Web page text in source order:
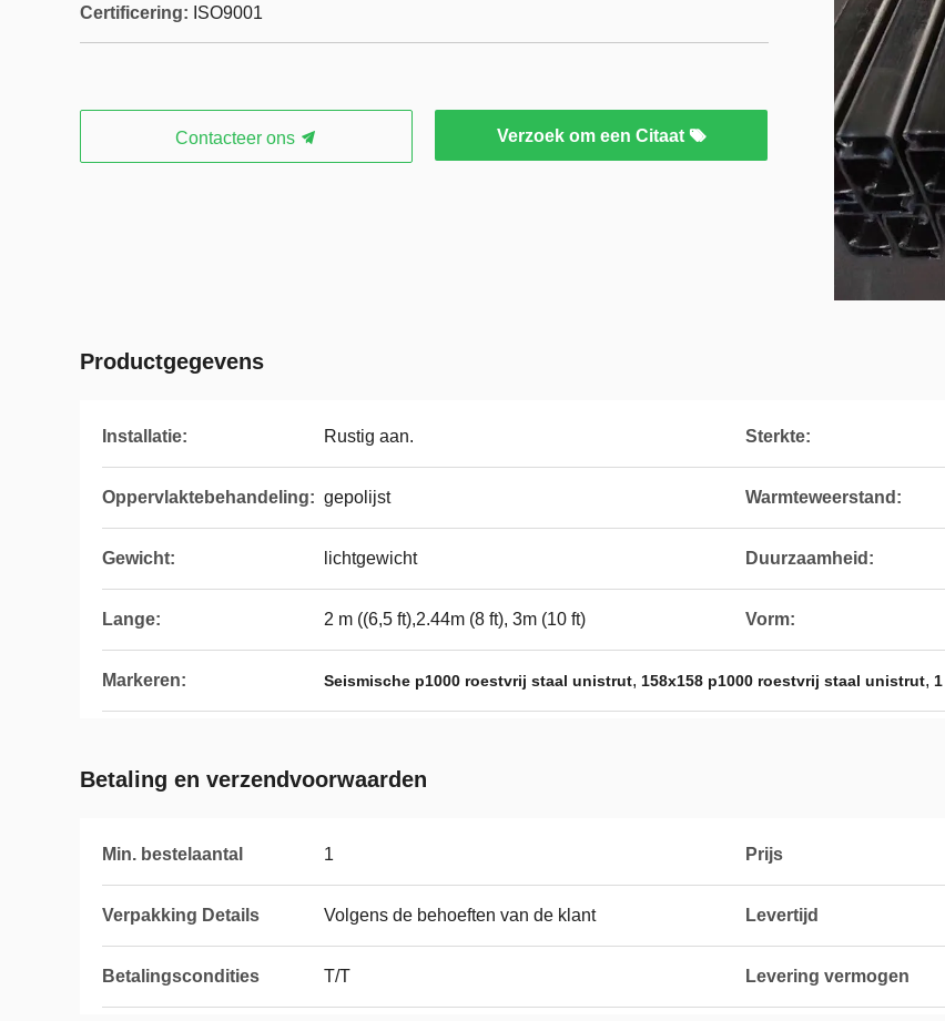
Certificering: ISO9001
Contacteer ons Verzoek om een Citaat
Productgegevens
Installatie: Rustig aan. Sterkte:
Oppervlaktebehandeling: gepolijst Warmteweerstand:
Gewicht: lichtgewicht Duurzaamheid:
Lange: 2 m ((6,5 ft),2.44m (8 ft), 3m (10 ft) Vorm:
Markeren: Seismische p1000 roestvrij staal unistrut, 158x158 p1000 roestvrij staal unistrut,
Betaling en verzendvoorwaarden
Min. bestelaantal 1 Prijs
Verpakking Details Volgens de behoeften van de klant Levertijd
Betalingscondities T/T Levering vermogen